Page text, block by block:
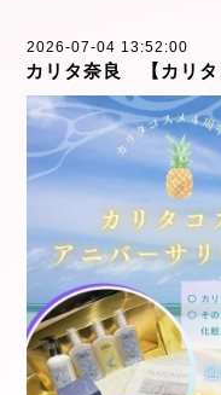
2026-07-04 13:52:00
カリタ奈良 【カリタ